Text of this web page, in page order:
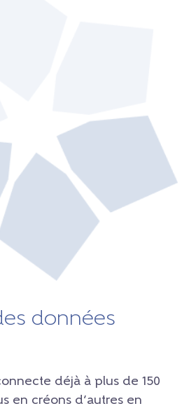
données
déjà à plus de 150
en créons d’autres en